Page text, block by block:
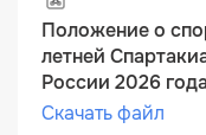
Положение о
летней
России 2026
Скачать файл